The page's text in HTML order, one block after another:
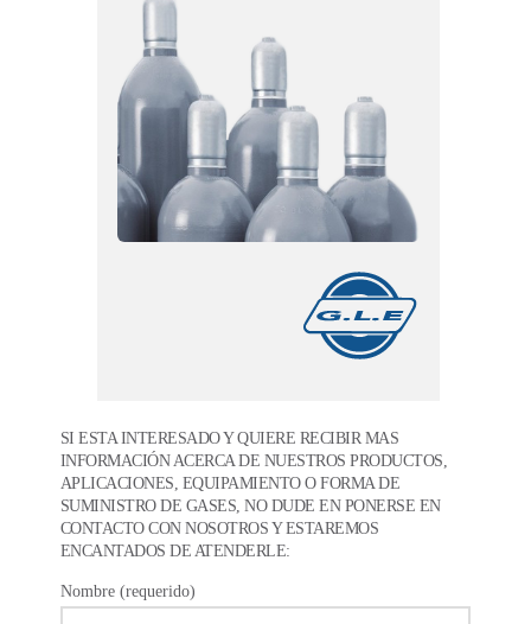
SI ESTA INTERESADO Y QUIERE RECIBIR MAS
INFORMACIÓN ACERCA DE NUESTROS PRODUCTOS,
APLICACIONES, EQUIPAMIENTO O FORMA DE
SUMINISTRO DE GASES, NO DUDE EN PONERSE EN
CONTACTO CON NOSOTROS Y ESTAREMOS
ENCANTADOS DE ATENDERLE:
Nombre (requerido)